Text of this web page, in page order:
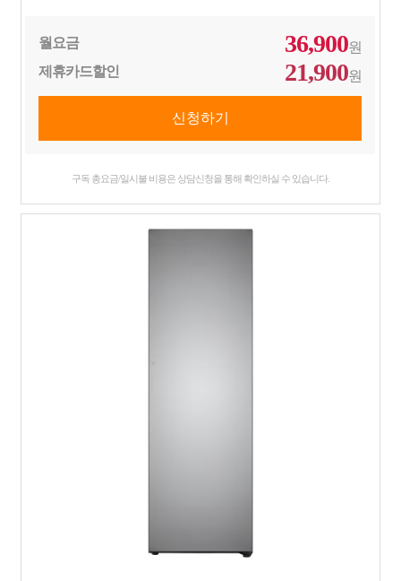
월요금 36,900원
제휴카드할인
21,900원
구독 총요금/일시불 비용은 상담신청을 통해 확인하실 수 있습니다.